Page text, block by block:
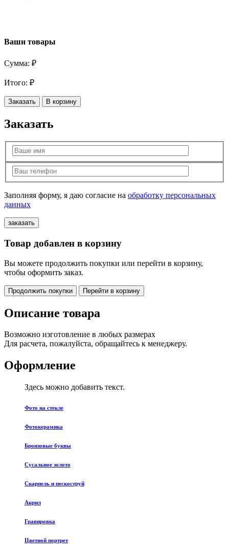
Ваши товары
Сумма: ₽
Итого: ₽
Заказать В корзину
Заказать
Заполняя форму, я даю согласие на обработку персональных
данных
Товар добавлен в корзину
Вы можете продолжить покупки или перейти в корзину,
чтобы оформить заказ.
Продолжить покупки Перейти в корзину
Описание товара
Возможно изготовление в любых размерах
Для расчета, пожалуйста, обращайтесь к менеджеру.
Оформление
Здесь можно добавить текст.
Фото на стекле
Фотокерамика
Бронзовые буквы
Сусальное золото
Скарпель и пескоструй
Акрил
Гравировка
Цветной портрет